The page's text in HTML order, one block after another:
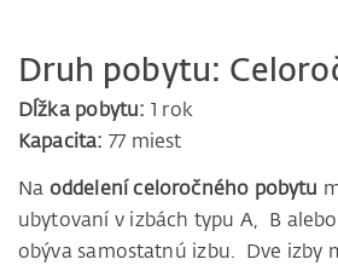
Druh pobytu:
Dĺžka pobytu: 1 rok
Kapacita: 77 miest
Na oddelení celoročného pobytu
ubytovaní v izbách typu A, B
obýva samostatnú izbu. Dve izby